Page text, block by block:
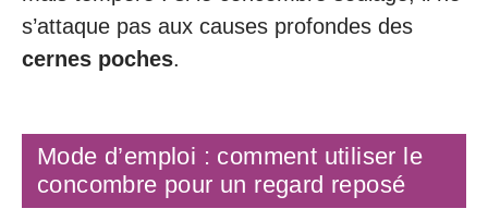
s’attaque pas aux causes profondes des
cernes poches.
Mode d’emploi : comment utiliser le
concombre pour un regard reposé